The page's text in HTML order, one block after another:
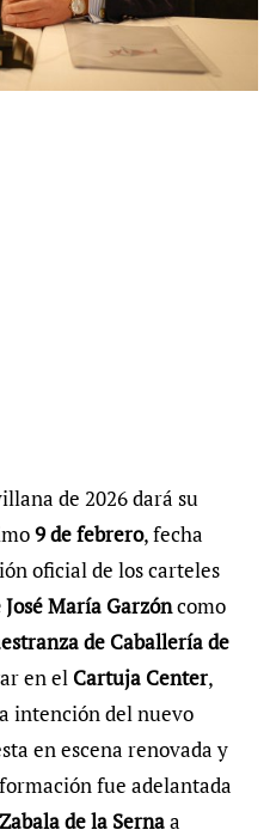
de 2026 dará su
9 de febrero, fecha
oficial de los carteles
María Garzóncomo
de Caballería de
en el Cartuja Center,
intención del nuevo
en escena renovada y
fue adelantada
de la Sernaa